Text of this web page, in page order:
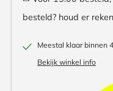
besteld? houd er
Meestal klaar binnen
Bekijk winkel info